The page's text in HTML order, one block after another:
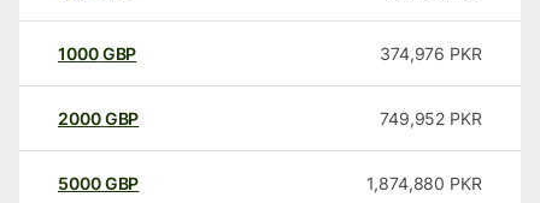
1000GBP 374,976 PKR
2000GBP 749,952 PKR
5000GBP 1,874,880 PKR